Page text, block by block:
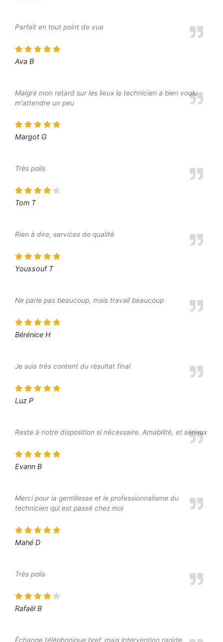
Parfait en tout point de vue
Ava B
Malgré mon retard sur les lieux le technicien a bien voulu
m'attendre un peu
Margot G
Très polis
Tom T
Rien à dire, services de qualité
Youssouf T
Ne parle pas beaucoup, mais travail beaucoup
Bérénice H
Je suis très content du résultat final
Luz P
Reste à notre disposition si nécessaire. Amabilité, et sérieux
Evann B
Merci pour la gentillesse et le professionnalisme du
technicien qui est passé chez moi
Mahé D
Très polis
Rafaël B
Échange téléphonique bref, mais intervention rapide